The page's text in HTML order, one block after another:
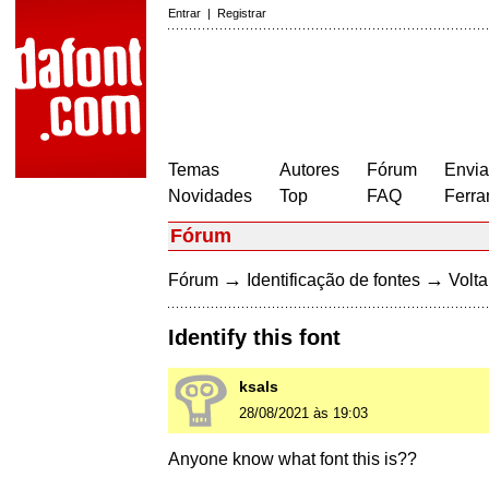
Entrar | Registrar
Temas
Novidades
Autores
Top
Fórum
FAQ
Fórum
Fórum → Identificação de fontes →
Identify this font
ksals
28/08/2021 às 19:03
Anyone know what font this is??